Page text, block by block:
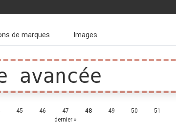
de marques Images
avancée
45 46 47 48 49 50 51
dernier »